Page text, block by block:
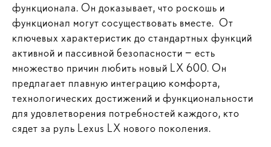
функционала. Он доказывает, что роскошь и
функционал могут сосуществовать вместе. От
ключевых характеристик до стандартных функций
активной и пассивной безопасности − есть
множество причин любить новый LX 600. Он
предлагает плавную интеграцию комфорта,
технологических достижений и функциональности
для удовлетворения потребностей каждого, кто
сядет за руль Lexus LX нового поколения.